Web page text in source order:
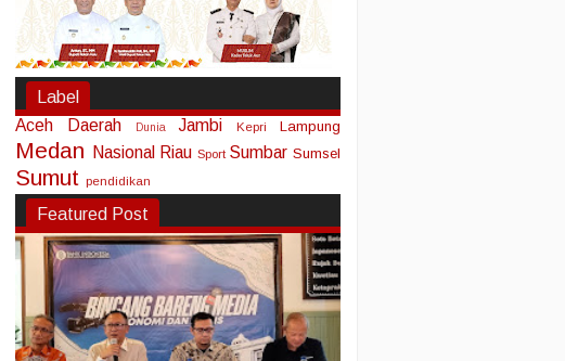
Label
Aceh
Daerah Dunia Jambi Kepri Lampung
Medan Nasional Riau Sport Sumbar Sumsel
Sumut pendidikan
Featured Post